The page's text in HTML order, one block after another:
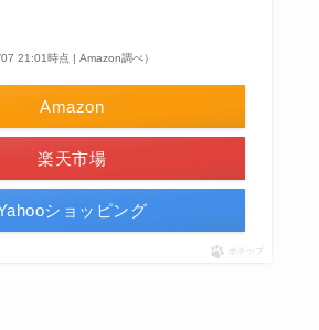
21:01時点 | Amazon調べ）
Amazon
楽天市場
ショッピング
ポチップ